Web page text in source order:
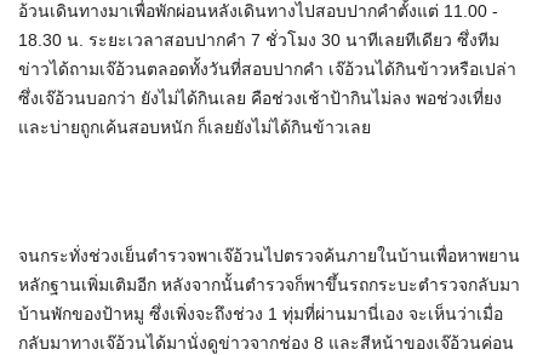
อ้วนเดินทางมาเพื่อพักผ่อนหลังเดินทางไปสอบปากคำตั้งแต่ 11.00 -
18.30 น. ระยะเวลาสอบปากคำ 7 ชั่วโมง 30 นาทีเลยทีเดียว ซึ่งทีม
ข่าวได้ถามเจ๊อ้วนตลอดทั้งวันที่สอบปากคำ เจ๊อ้วนได้กินข้าวหรือเปล่า
ซึ่งเจ๊อ้วนบอกว่า ยังไม่ได้กินเลย คือช่วงเช้าป้ากินไม่ลง พอช่วงเที่ยง
และบ่ายถูกเค้นสอบหนัก ก็เลยยังไม่ได้กินข้าวเลย
จนกระทั่งช่วงเย็นตำรวจพาเจ๊อ้วนไปตรวจค้นภายในบ้านเพื่อหาพยาน
หลักฐานเพิ่มเติมอีก หลังจากนั้นตำรวจก็พาขึ้นรถกระบะตำรวจกลับมา
บ้านพักของป้าหมู ซึ่งเพิ่งจะถึงช่วง 1 ทุ่มที่ผ่านมานี่เอง จะเห็นว่าเมื่อ
กลับมาทางเจ๊อ้วนได้มานั่งดูข่าวจากช่อง 8 และสีหน้าของเจ๊อ้วนค่อน